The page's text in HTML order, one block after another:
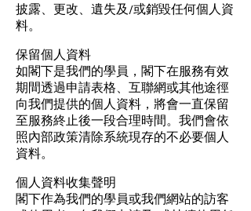
披露、更改、遺失及/或銷毀任何個人資
料。
保留個人資料
如閣下是我們的學員，閣下在服務有效
期間透過申請表格、互聯網或其他途徑
向我們提供的個人資料，將會一直保留
至服務終止後一段合理時間。我們會依
照內部政策清除系統現存的不必要個人
資料。
個人資料收集聲明
閣下作為我們的學員或我們網站的訪客